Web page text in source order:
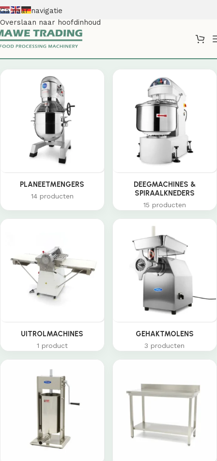
Ga naar navigatie
Overslaan naar hoofdinhoud
PLANEETMENGERS
14 producten
DEEGMACHINES &
SPIRAALKNEDERS
15 producten
UITROLMACHINES
1 product
GEHAKTMOLENS
3 producten